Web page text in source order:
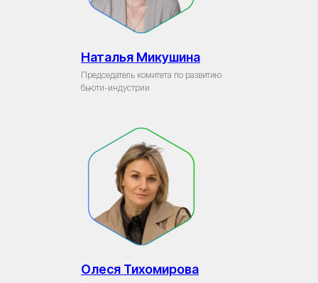
Наталья Микушина
Председатель комитета по развитию
бьюти-индустрии
Олеся Тихомирова